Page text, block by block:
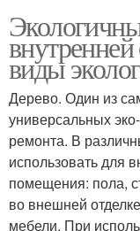
виды
Дерево. Один из
универсальных
ремонта. В
использовать для
помещения: пола,
во внешней
мебели. При